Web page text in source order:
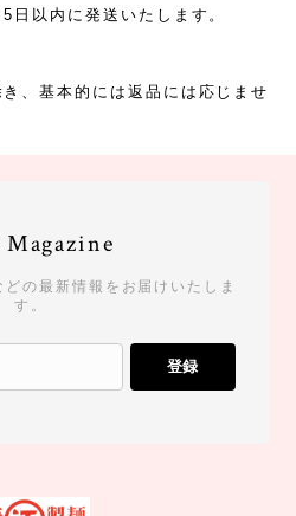
日以内に発送いたします。
、基本的には返品には応じませ
の最新情報をお届けいたしま
す。
登録